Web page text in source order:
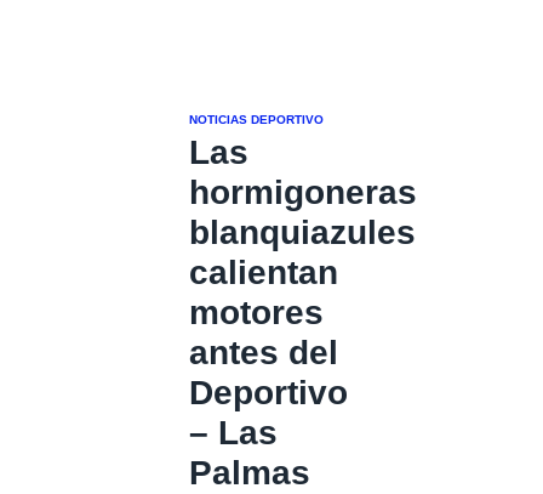
NOTICIAS DEPORTIVO
Las
hormigoneras
blanquiazules
calientan
motores
antes del
Deportivo
– Las
Palmas